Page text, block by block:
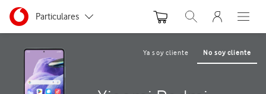
Ir a la pagina principal de vodafone.es
Menu navegación Segmento
Particulares
Autónomos
Pymes
Abrir buscador. Abre
Abre
Ya soy cliente No soy cliente